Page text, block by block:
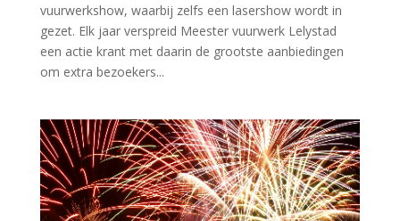
vuurwerkshow, waarbij zelfs een lasershow wordt in
gezet. Elk jaar verspreid Meester vuurwerk Lelystad
een actie krant met daarin de grootste aanbiedingen
om extra bezoekers...